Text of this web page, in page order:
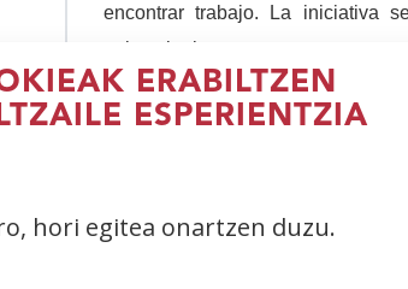
ERABILTZEN
ESPERIENTZIA
hori egitea onartzen duzu.
encontrar trabajo. La iniciativa
universitario.
berrian)berrian)berrian)berrian)